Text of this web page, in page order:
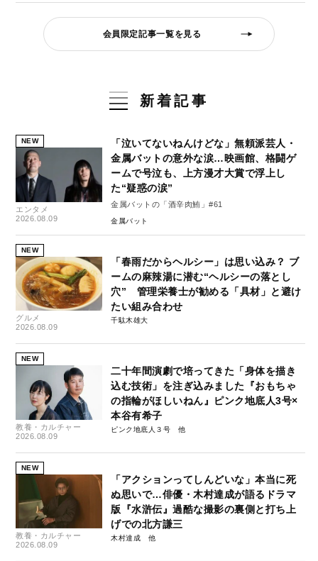
会員限定記事一覧を見る
新着記事
NEW
エンタメ
2026.08.09
「泣いてないねんけどな」無頼派芸人・
金属バットの意外な涙…映画館、格闘ゲ
ームで号泣も、上方漫才大賞で浮上し
た“疑惑の涙”
金属バットの「酒辛肉鮪」#61
金属バット
NEW
グルメ
2026.08.09
「春雨だからヘルシー」は思い込み？ ブ
ームの麻辣湯に潜む“ヘルシーの落とし
穴” 管理栄養士が勧める「具材」と避け
たい組み合わせ
千駄木雄大
NEW
教養・カルチャー
2026.08.09
二十年間演劇で培ってきた「身体を描き
込む技術」を注ぎ込みました『おもちゃ
の指輪がほしいねん』ピンク地底人3号×
本谷有希子
ピンク地底人３号
NEW
教養・カルチャー
2026.08.09
「アクションってしんどいな」本当に死
ぬ思いで…俳優・木村達成が語るドラマ
版『水滸伝』過酷な撮影の裏側と打ち上
げでの北方謙三
木村達成